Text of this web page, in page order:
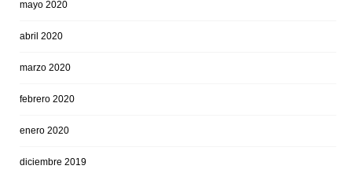
mayo 2020
abril 2020
marzo 2020
febrero 2020
enero 2020
diciembre 2019